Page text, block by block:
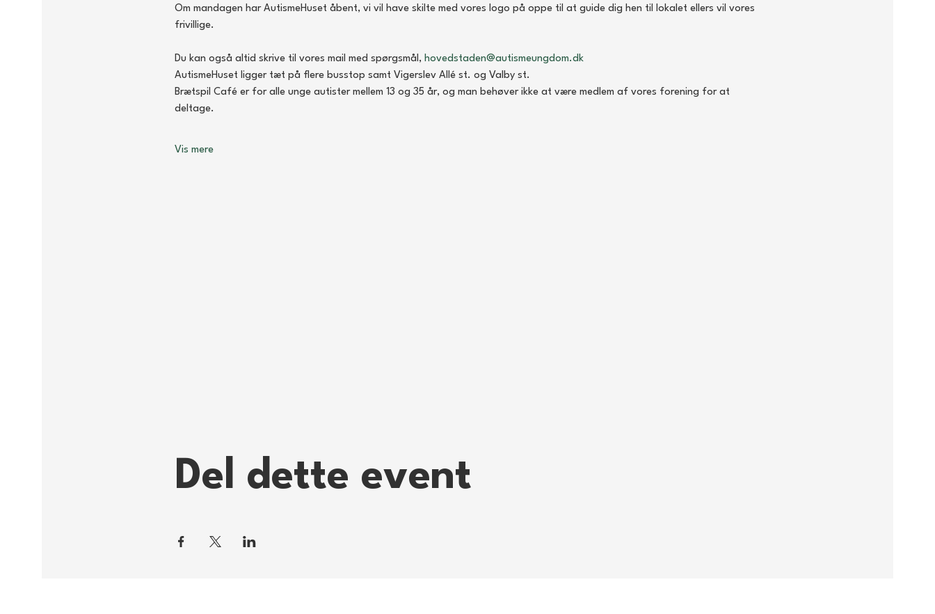
Om mandagen har AutismeHuset åbent, vi vil have skilte med vores logo på oppe til at guide dig hen til lokalet ellers vil vores
frivillige.
Du kan også altid skrive til vores mail med spørgsmål, hovedstaden@autismeungdom.dk
AutismeHuset ligger tæt på flere busstop samt Vigerslev Allé st. og Valby st.
Brætspil Café er for alle unge autister mellem 13 og 35 år, og man behøver ikke at være medlem af vores forening for at
deltage.
Vis mere
Del dette event